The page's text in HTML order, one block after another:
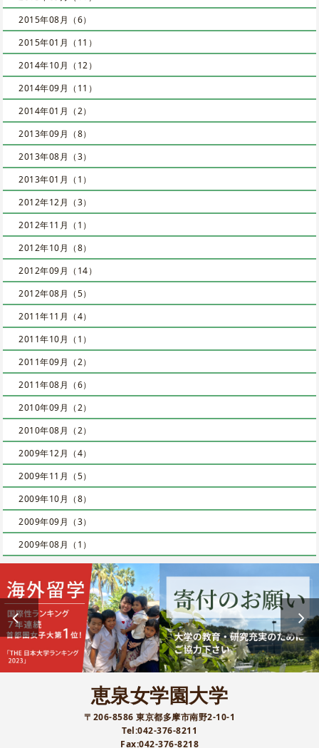
2015年08月（6）
2015年01月（11）
2014年10月（12）
2014年09月（11）
2014年01月（2）
2013年09月（8）
2013年08月（3）
2013年01月（1）
2012年12月（3）
2012年11月（1）
2012年10月（8）
2012年09月（14）
2012年08月（5）
2011年11月（4）
2011年10月（1）
2011年09月（2）
2011年08月（6）
2010年09月（2）
2010年08月（2）
2009年12月（4）
2009年11月（5）
2009年10月（8）
2009年09月（3）
2009年08月（1）
恵泉女学園大学
〒206-8586 東京都多摩市南野2-10-1
Tel:042-376-8211
Fax:042-376-8218